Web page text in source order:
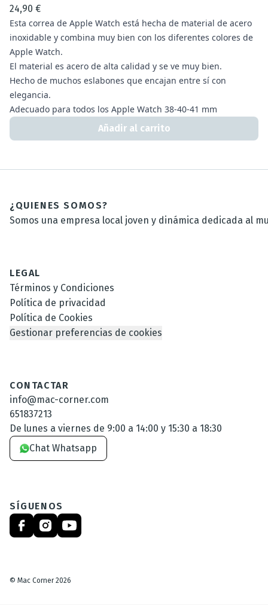
24,90 €
Esta correa de Apple Watch está hecha de material de acero
inoxidable y combina muy bien con los diferentes colores de
Apple Watch.
El material es acero de alta calidad y se ve muy bien.
Hecho de muchos eslabones que encajan entre sí con
elegancia.
Adecuado para todos los Apple Watch 38-40-41 mm
Añadir al carrito
¿QUIENES SOMOS?
Somos una empresa local joven y dinámica dedicada al
LEGAL
Términos y Condiciones
Política de privacidad
Política de Cookies
Gestionar preferencias de cookies
CONTACTAR
info@mac-corner.com
651837213
De lunes a viernes de 9:00 a 14:00 y 15:30 a 18:30
Chat Whatsapp
SÍGUENOS
© Mac Corner 2026